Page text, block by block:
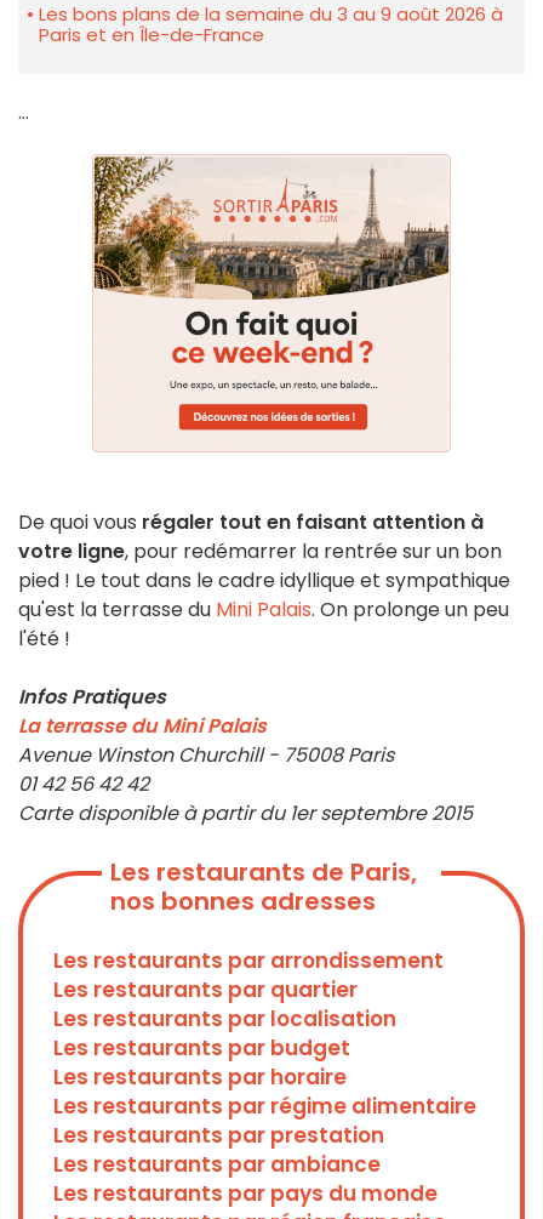
Les bons plans de la semaine du 3 au 9 août 2026 à
Paris et en Île-de-France
...
De quoi vous régaler tout en faisant attention à
votre ligne, pour redémarrer la rentrée sur un bon
pied ! Le tout dans le cadre idyllique et sympathique
qu'est la terrasse du Mini Palais. On prolonge un peu
l'été !
Infos Pratiques
La terrasse du Mini Palais
Avenue Winston Churchill - 75008 Paris
01 42 56 42 42
Carte disponible à partir du 1er septembre 2015
Les restaurants de Paris,
nos bonnes adresses
Les restaurants par arrondissement
Les restaurants par quartier
Les restaurants par localisation
Les restaurants par budget
Les restaurants par horaire
Les restaurants par régime alimentaire
Les restaurants par prestation
Les restaurants par ambiance
Les restaurants par pays du monde